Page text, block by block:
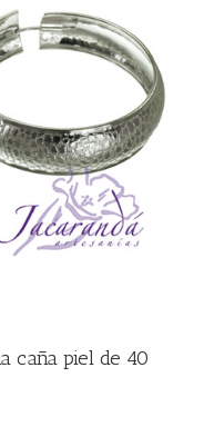
caña piel de 40